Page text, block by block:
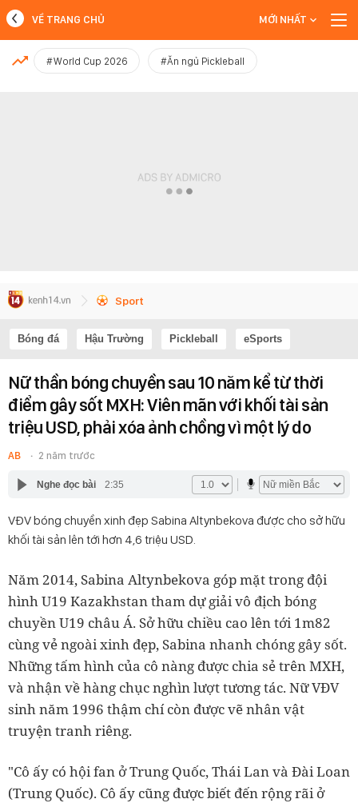
MỚI NHẤT
VỀ TRANG CHỦ MỚI NHẤT
#World Cup 2026 #Ăn ngủ Pickleball
Sport
Bóng đá Hậu Trường Pickleball eSports
Nữ thần bóng chuyền sau 10 năm kể từ thời
điểm gây sốt MXH: Viên mãn với khối tài sản
triệu USD, phải xóa ảnh chồng vì một lý do
AB 2 năm trước
Nghe đọc bài 2:35
VĐV bóng chuyền xinh đẹp Sabina Altynbekova được cho sở hữu
khối tài sản lên tới hơn 4,6 triệu USD.
Năm 2014, Sabina Altynbekova góp mặt trong đội
hình U19 Kazakhstan tham dự giải vô địch bóng
chuyền U19 châu Á. Sở hữu chiều cao lên tới 1m82
cùng vẻ ngoài xinh đẹp, Sabina nhanh chóng gây sốt.
Những tấm hình của cô nàng được chia sẻ trên MXH,
và nhận về hàng chục nghìn lượt tương tác. Nữ VĐV
sinh năm 1996 thậm chí còn được vẽ nhân vật
truyện tranh riêng.
"Cô ấy có hội fan ở Trung Quốc, Thái Lan và Đài Loan
(Trung Quốc). Cô ấy cũng được biết đến rộng rãi ở